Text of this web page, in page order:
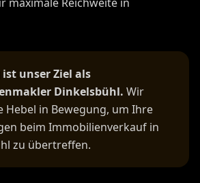
unser Ziel als
Dinkelsbühl. Wir
Hebel in Bewegung, um Ihre
beim Immobilienverkauf in
zu übertreffen.